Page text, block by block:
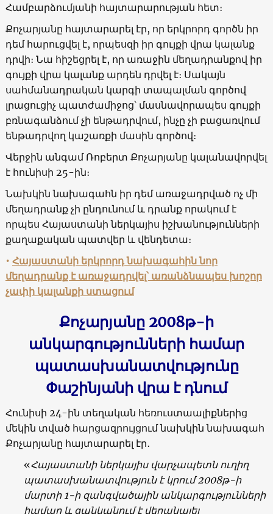
Համբարձումյանի հայտարարության հետ։
Քոչարյանը հայտարարել էր, որ երկրորդ գործն իր
դեմ հարուցվել է, որպեսզի իր գույքի վրա կալանք
դրվի։ Նա հիշեցրել է, որ առաջին մեղադրանքով իր
գույքի վրա կալանք արդեն դրվել է։ Սակայն
սահմանադրական կարգի տապալման գործով
լրացուցիչ պատժամիջոց՝ մասնավորապես գույքի
բռնագանձում չի ենթադրվում, ինչը չի բացառվում
ենթադրվող կաշառքի մասին գործով։
Վերջին անգամ Ռոբերտ Քոչարյանը կալանավորվել
է հունիսի 25-ին։
Նախկին նախագահն իր դեմ առաջադրված ոչ մի
մեղադրանք չի ընդունում և դրանք որակում է
որպես Հայաստանի ներկայիս իշխանությունների
քաղաքական պատվեր և վենդետա։
• Հայաստանի երկրորդ նախագահին նոր
մեղադրանք է առաջադրվել՝ առանձնապես խոշոր
չափի կալանքի ստացում
Քոչարյանը 2008թ-ի
անկարգությունների համար
պատասխանատվությունը
Փաշինյանի վրա է դնում
Հունիսի 24-ին տեղական հեռուստաալիքներից
մեկին տված հարցազրույցում նախկին նախագահ
Քոչարյանը հայտարարել էր․
«Հայաստանի ներկայիս վարչապետն ուղիղ
պատասխանատվություն է կրում 2008թ-ի
մարտի 1-ի զանգվածային անկարգությունների
համար և ցանկանում է վերանայել